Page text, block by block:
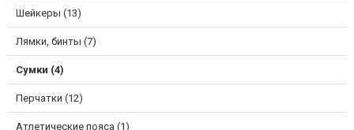
Шейкеры (13)
Лямки, бинты (7)
Сумки (4)
Перчатки (12)
Атлетические пояса (1)